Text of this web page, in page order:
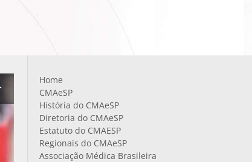
Home
CMAeSP
História do CMAeSP
Diretoria do CMAeSP
Estatuto do CMAESP
Regionais do CMAeSP
Associação Médica Brasileira